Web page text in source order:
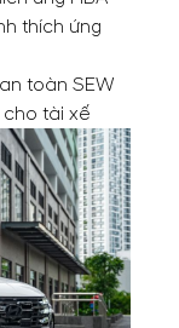
thích ứng
toàn SEW
tài xế